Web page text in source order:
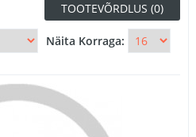
TOOTEVÕRDLUS (0)
Näita Korraga: